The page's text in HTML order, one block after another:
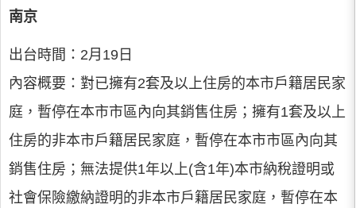
南京
出台時間：2月19日
內容概要：對已擁有2套及以上住房的本市戶籍居民家
庭，暫停在本市市區內向其銷售住房；擁有1套及以上
住房的非本市戶籍居民家庭，暫停在本市市區內向其
銷售住房；無法提供1年以上(含1年)本市納稅證明或
社會保險繳納證明的非本市戶籍居民家庭，暫停在本